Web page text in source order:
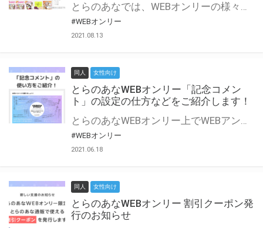
とらのあなでは、WEBオンリーの様々な支援を実施しています。 今回は2021年9月に実装を予定しているアップデート情報についてご紹介いたします。 とらのあなWEBオンリーサイトはこちら
#WEBオンリー
2021.08.13
同人 女性向け
とらのあなWEBオンリー「記念コメン
ト」の設定の仕方などをご紹介します！
とらのあなWEBオンリー上でWEBアンソロジーが作成できる「記念コメント」について、その使い方や作成手順を解説します！ 支援タイプを「サークル参加型」「サークル参加型・マルシェ(イベント会場)機能付き」でお申し込みいただいている主催者様はぜひご活用ください♪ とらのあなWEBオンリーサイトはこちら
#WEBオンリー
2021.06.18
同人 女性向け
とらのあなWEBオンリー 割引クーポン発
行のお知らせ